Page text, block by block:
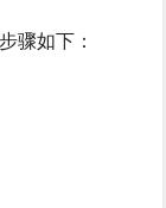
骤如下：